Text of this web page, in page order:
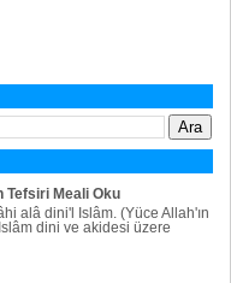
Tefsiri Meali Oku
alâ dini'l Islâm. (Yüce Allah'ın
dini ve akidesi üzere